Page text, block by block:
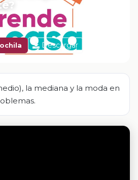
Descargar
la mediana y la moda en